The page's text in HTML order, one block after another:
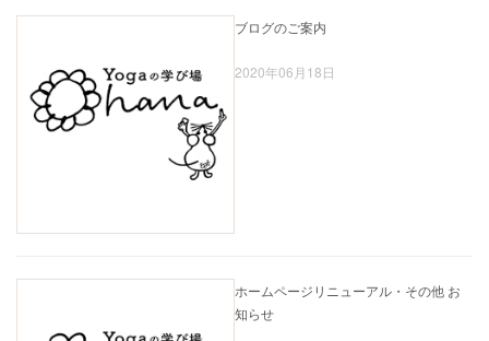
ブログのご案内
2020年06月18日
ホームページリニューアル・その他 お
知らせ